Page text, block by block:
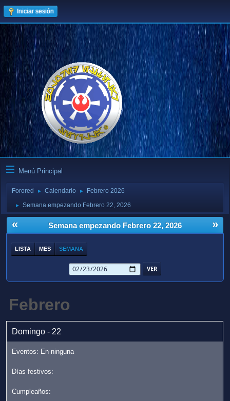
Iniciar sesión
Menú Principal
Forored ► Calendario ► Febrero 2026
► Semana empezando Febrero 22, 2026
« »
Semana empezando Febrero 22, 2026
LISTA MES SEMANA
Febrero
Domingo - 22